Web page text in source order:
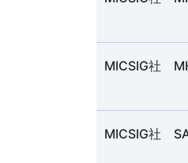
MICSIG社
MICSIG社